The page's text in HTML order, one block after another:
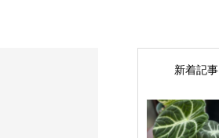
新着記事